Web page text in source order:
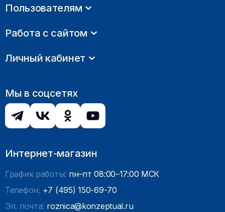
Пользователям
Работа с сайтом
Личный кабинет
Мы в соцсетях
Интернет-магазин
График работы: пн–пт 08:00–17:00 МСК
Телефон: +7 (495) 150-69-70
Эл. почта: roznica@konzeptual.ru